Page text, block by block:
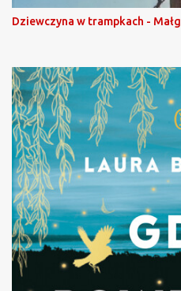
Dziewczyna w trampkach -